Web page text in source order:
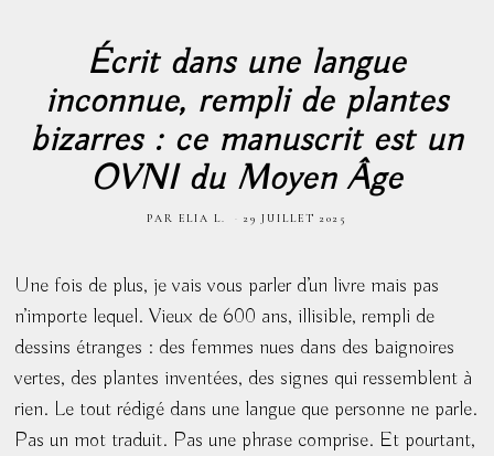
Écrit dans une langue
inconnue, rempli de plantes
bizarres : ce manuscrit est un
OVNI du Moyen Âge
PARELIA L. 29 JUILLET 2025
Une fois de plus, je vais vous parler d’un livre mais pas
n’importe lequel. Vieux de 600 ans, illisible, rempli de
dessins étranges : des femmes nues dans des baignoires
vertes, des plantes inventées, des signes qui ressemblent à
rien. Le tout rédigé dans une langue que personne ne parle.
Pas un mot traduit. Pas une phrase comprise. Et pourtant,